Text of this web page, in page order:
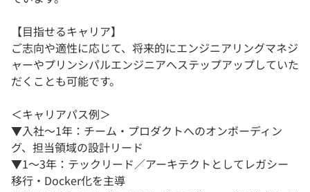
【目指せるキャリア】
ご志向や適性に応じて、将来的にエンジニアリングマネジ
ャーやプリンシパルエンジニアへステップアップしていた
だくことも可能です。
＜キャリアパス例＞
▼入社～1年：チーム・プロダクトへのオンボーディン
グ、担当領域の設計リード
▼1～3年：テックリード／アーキテクトとしてレガシー
移行・Docker化を主導